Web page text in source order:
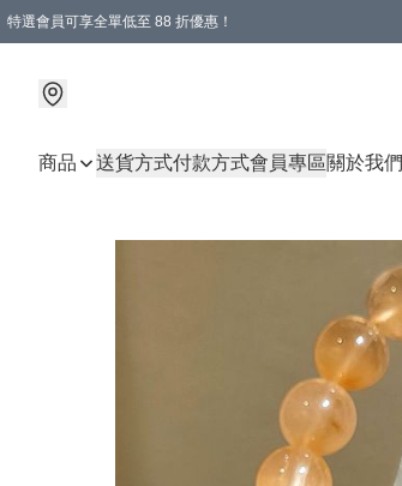
特選會員可享全單低至 88 折優惠！
商品 送貨方式付款方式會員專區關於我們